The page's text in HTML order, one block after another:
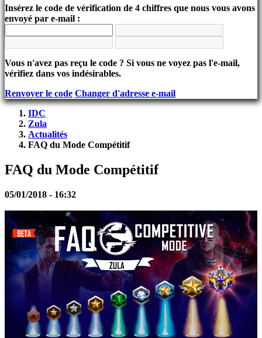
AR
BS
CS
DA
DE
EL
EN
FI
FR
NO
PL
RO
SR
SV
TH
TR
UK
VI
ZH
Le
Jeu
Insérez le code de vérification de 4 chiffres que nous vous avons
envoyé par e-mail :
Vous n'avez pas reçu le code ? Si vous ne voyez pas l'e-mail,
vérifiez dans vos indésirables.
Renvoyer le code Changer d'adresse e-mail
IDC
Zula
Actualités
FAQ du Mode Compétitif
FAQ du Mode Compétitif
05/01/2018 - 16:32